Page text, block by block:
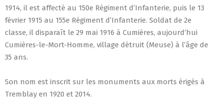
1914, il est affecté au 150e Régiment d’Infanterie, puis le 13
février 1915 au 155e Régiment d’Infanterie. Soldat de 2e
classe, il disparaît le 29 mai 1916 à Cumières, aujourd’hui
Cumières-le-Mort-Homme, village détruit (Meuse) à l’âge de
35 ans.
Son nom est inscrit sur les monuments aux morts érigés à
Tremblay en 1920 et 2014.